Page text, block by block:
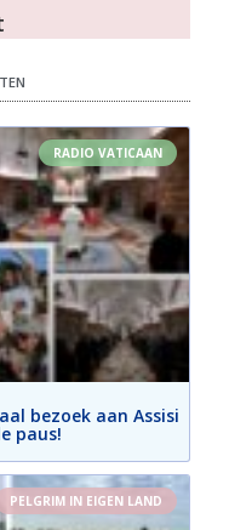
RADIO VATICAAN
bezoek aan Assisi
paus!
PELGRIM IN EIGEN LAND